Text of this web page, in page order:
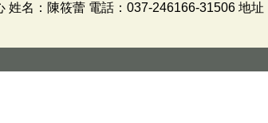
姓名：陳筱蕾 電話：037-246166-31506 地